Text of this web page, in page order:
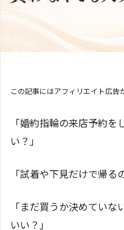
この記事にはアフィリエイト広告
「婚約指輪の来店予約
い？」
「試着や下見だけで帰る
「まだ買うか決めてい
いい？」